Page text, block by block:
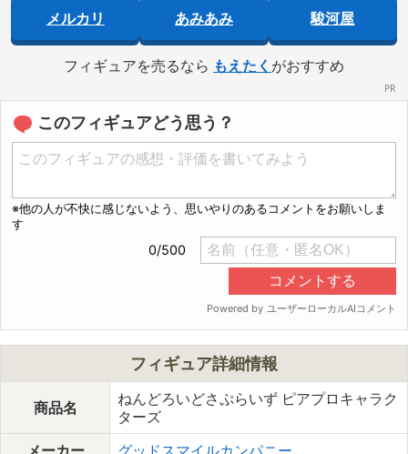
メルカリ あみあみ 駿河屋
フィギュアを売るなら もえたく がおすすめ
このフィギュアどう思う？
フィギュア詳細情報
商品名
ねんどろいどさぷらいず ピアプロキャラク
ターズ